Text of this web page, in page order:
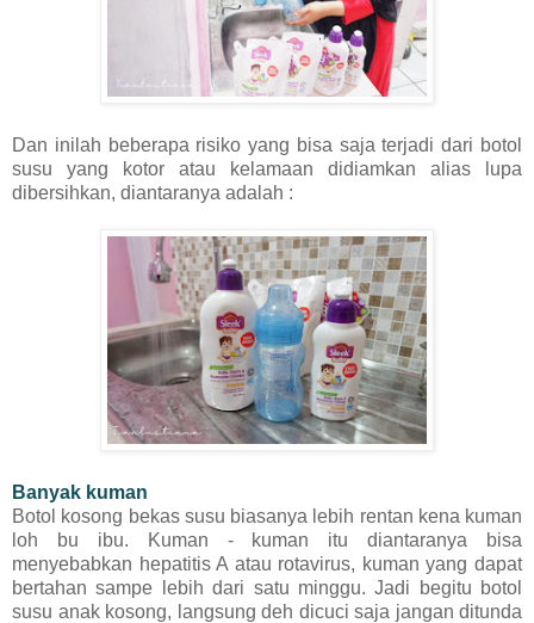
Dan inilah beberapa risiko yang bisa saja terjadi dari botol
susu yang kotor atau kelamaan didiamkan alias lupa
dibersihkan, diantaranya adalah :
Banyak kuman
Botol kosong bekas susu biasanya lebih rentan kena kuman
loh bu ibu. Kuman - kuman itu diantaranya bisa
menyebabkan hepatitis A atau rotavirus, kuman yang dapat
bertahan sampe lebih dari satu minggu. Jadi begitu botol
susu anak kosong, langsung deh dicuci saja jangan ditunda